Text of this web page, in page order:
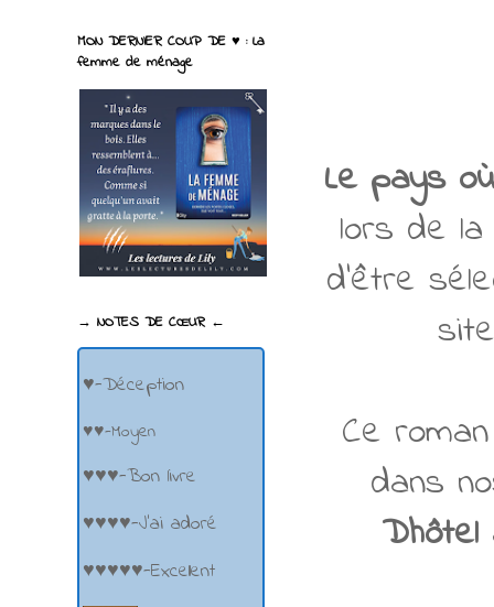
Le pays
lors de
d'être
Ce
dans
Dhôtel
MON DERNIER COUP DE ♥ : La
femme de ménage
→ NOTES DE CŒUR ←
♥-Déception
♥♥-Moyen
♥♥♥-Bon livre
♥♥♥♥-J'ai adoré
♥♥♥♥♥-Excellent